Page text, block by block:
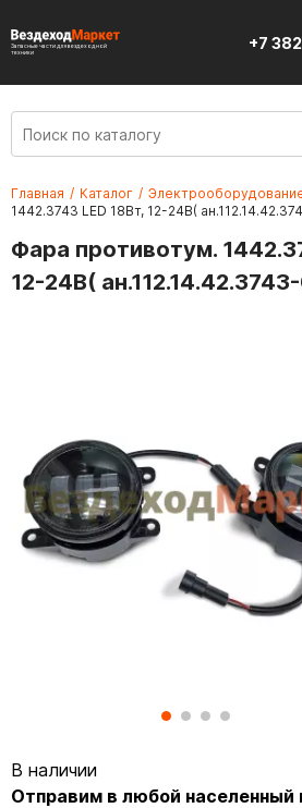
Запасные части для вездеходной
техники
+7
Главная / Каталог /
1442.3743 LED 18Вт, 12-24В(
Фара противотум.
12-24В(
В наличии
Отправим в любой населенный